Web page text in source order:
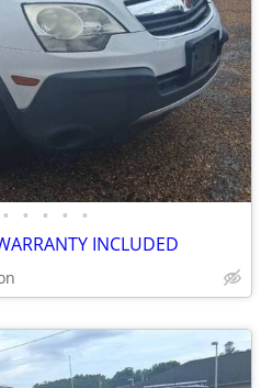
• • • • •
INCLUDED